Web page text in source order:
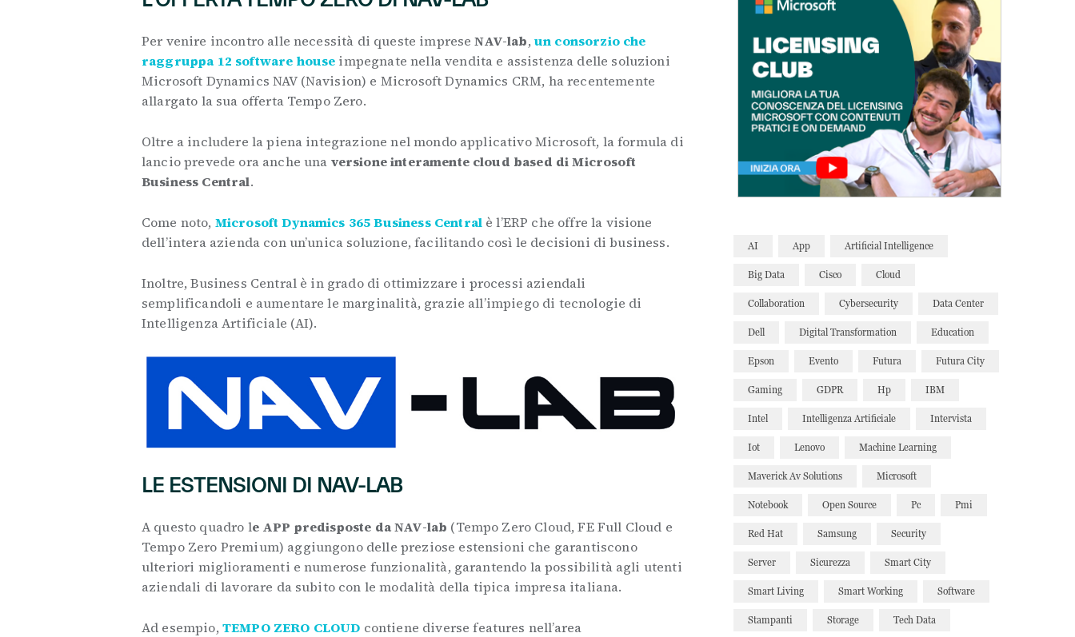
Per venire incontro alle necessità di queste impreseNAV-lab, un consorzio che
raggruppa 12 software house impegnate nella vendita e assistenza delle soluzioni
Microsoft Dynamics NAV (Navision) e Microsoft Dynamics CRM, ha recentemente
allargato la sua offerta Tempo Zero.
Oltre a includere la piena integrazione nel mondo applicativo Microsoft, la formula di
lancio prevede ora anche una versione interamente cloud based di Microsoft
Business Central.
Come noto, Microsoft Dynamics 365 Business Central è l’ERP che offre la visione
dell’intera azienda con un’unica soluzione, facilitando così le decisioni di business.
Inoltre, Business Central è in grado di ottimizzare i processi aziendali
semplificandoli e aumentare le marginalità, grazie all’impiego di tecnologie di
Intelligenza Artificiale (AI).
LE ESTENSIONI DI NAV-LAB
A questo quadro le APP predisposte da NAV-lab (Tempo Zero Cloud, FE Full Cloud e
Tempo Zero Premium) aggiungono delle preziose estensioni che garantiscono
ulteriori miglioramenti e numerose funzionalità, garantendo la possibilità agli utenti
aziendali di lavorare da subito con le modalità della tipica impresa italiana.
Ad esempio, TEMPO ZERO CLOUD contiene diverse features nell’area
AI App Artificial Intelligence
Big Data Cisco Cloud
Collaboration Cybersecurity Data Center
Dell Digital Transformation Education
Epson Evento Futura Futura City
Gaming GDPR Hp IBM
Intel Intelligenza Artificiale Intervista
Iot Lenovo Machine Learning
Maverick Av Solutions Microsoft
Notebook Open Source Pc Pmi
Red Hat Samsung Security
Server Sicurezza Smart City
Smart Living Smart Working Software
Stampanti Storage Tech Data